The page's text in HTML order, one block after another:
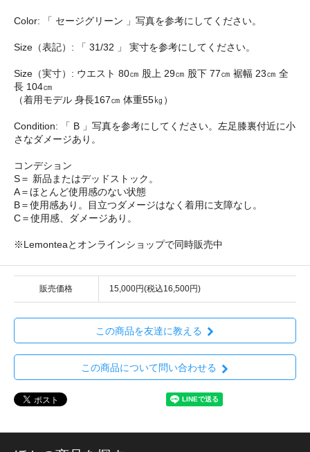
Color: 「 セージグリーン 」写真を参考にしてください。
Size（表記）: 「 31/32 」 実寸を参考にしてください。
Size（実寸）: ウエスト 80㎝ 股上 29㎝ 股下 77㎝ 裾幅 23㎝ 全
長 104㎝
（着用モデル 身長167㎝ 体重55㎏）
Condition: 「 B 」写真を参考にしてください。左足膝裏付近に小
さなダメージあり。
コンデション
S＝ 新品またはデッドストック。
A＝ほとんど使用感のない状態
B＝使用感あり。目立つダメージはなく着用に支障なし。
C＝使用感、ダメージあり。
※Lemonteaとオンラインショップで同時販売中
販売価格 15,000円(税込16,500円)
この商品を友達に教える
この商品について問い合わせる